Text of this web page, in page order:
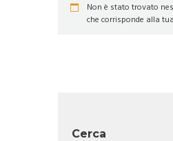
Non è stato trovato
che corrisponde alla
Cerca